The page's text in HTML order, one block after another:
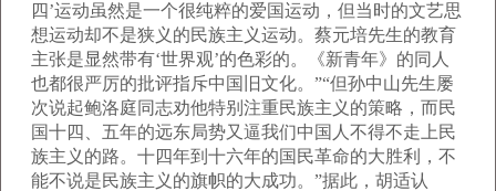
四’运动虽然是一个很纯粹的爱国运动，但当时的文艺思
想运动却不是狭义的民族主义运动。蔡元培先生的教育
主张是显然带有‘世界观’的色彩的。《新青年》的同人
也都很严厉的批评指斥中国旧文化。”“但孙中山先生屡
次说起鲍洛庭同志劝他特别注重民族主义的策略，而民
国十四、五年的远东局势又逼我们中国人不得不走上民
族主义的路。十四年到十六年的国民革命的大胜利，不
能不说是民族主义的旗帜的大成功。”据此，胡适认